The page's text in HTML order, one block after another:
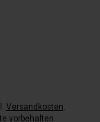
Versandkosten.
vorbehalten.